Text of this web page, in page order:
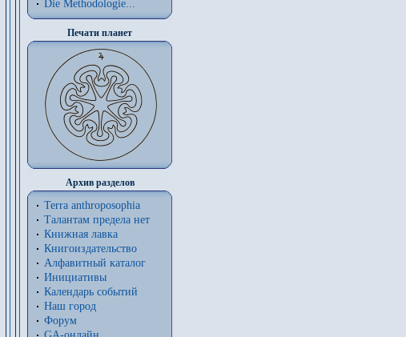
Die Methodologie...
Печати планет
Архив разделов
Terra anthroposophia
Талантам предела нет
Книжная лавка
Книгоиздательство
Алфавитный каталог
Инициативы
Календарь событий
Наш город
Форум